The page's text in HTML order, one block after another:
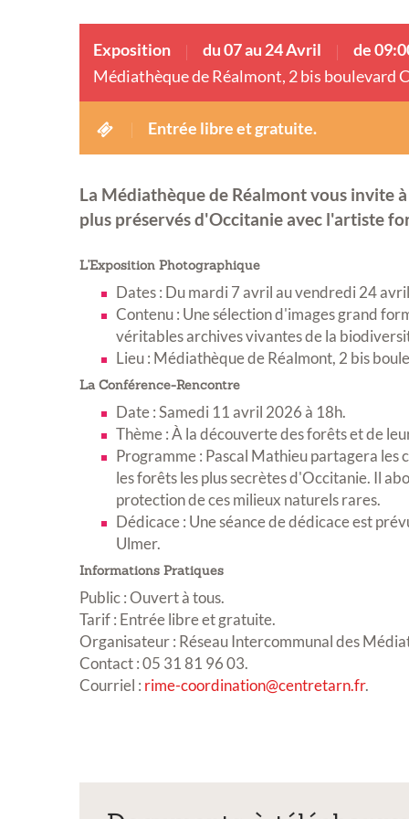
Exposition du 07 au 24 Avril
de
Médiathèque de Réalmont, 2 bis boulevard
Entrée libre et gratuite.
La Médiathèque de Réalmont vous invite
plus préservés d'Occitanie avec l'artiste
L'Exposition Photographique
Dates : Du mardi 7 avril au vendredi 24
Contenu : Une sélection d'images grand
véritables archives vivantes de la
Lieu : Médiathèque de Réalmont, 2 bis
La Conférence-Rencontre
Date : Samedi 11 avril 2026 à 18h.
Thème : À la découverte des forêts et de
Programme : Pascal Mathieu partagera les
les forêts les plus secrètes d'Occitanie. Il
protection de ces milieux naturels rares.
Dédicace : Une séance de dédicace est
Ulmer.
Informations Pratiques
Public : Ouvert à tous.
Tarif : Entrée libre et gratuite.
Organisateur : Réseau Intercommunal des
Contact : 05 31 81 96 03.
Courriel : rime-coordination@centretarn.fr.